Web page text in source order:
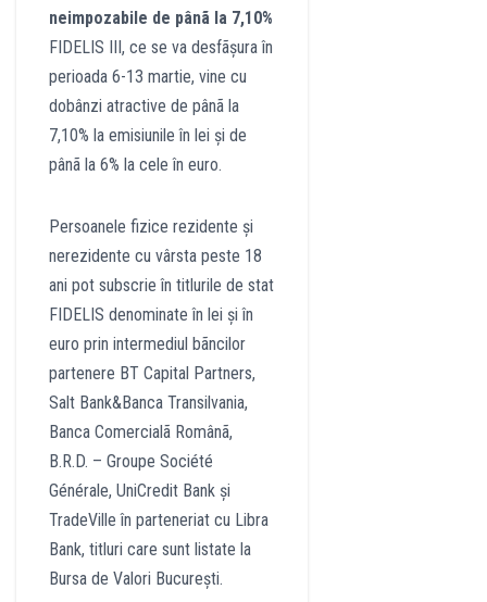
neimpozabile de pânã la 7,10%
FIDELIS III, ce se va desfãșura în
perioada 6-13 martie, vine cu
dobânzi atractive de pânã la
7,10% la emisiunile în lei și de
pânã la 6% la cele în euro.
Persoanele fizice rezidente și
nerezidente cu vârsta peste 18
ani pot subscrie în titlurile de stat
FIDELIS denominate în lei și în
euro prin intermediul bãncilor
partenere BT Capital Partners,
Salt Bank&Banca Transilvania,
Banca Comercialã Românã,
B.R.D. – Groupe Société
Générale, UniCredit Bank și
TradeVille în parteneriat cu Libra
Bank, titluri care sunt listate la
Bursa de Valori București.